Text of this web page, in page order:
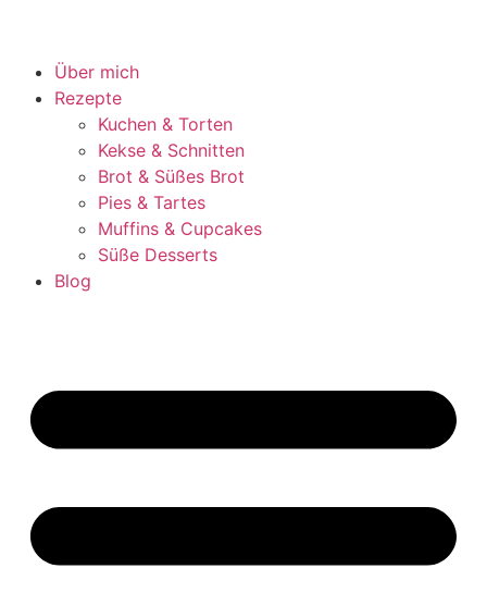
Über mich
Rezepte
Kuchen & Torten
Kekse & Schnitten
Brot & Süßes Brot
Pies & Tartes
Muffins & Cupcakes
Süße Desserts
Blog